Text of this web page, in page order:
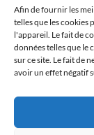
Afin de fournir les
telles que les cookies
l'appareil. Le fait de
données telles que le
sur ce site. Le fait de
avoir un effet négatif